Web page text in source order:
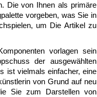
Die von Ihnen als primäre
vorgeben, was Sie in
um Die Artikel zu
vorlagen sein
der ausgewählten
ist vielmals einfacher, eine
von Grund auf neu
Sie zum Darstellen von